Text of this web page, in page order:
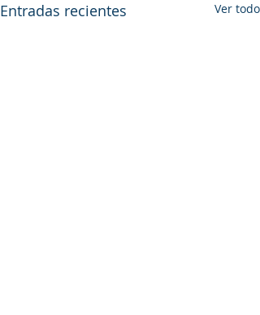
Entradas recientes Ver todo